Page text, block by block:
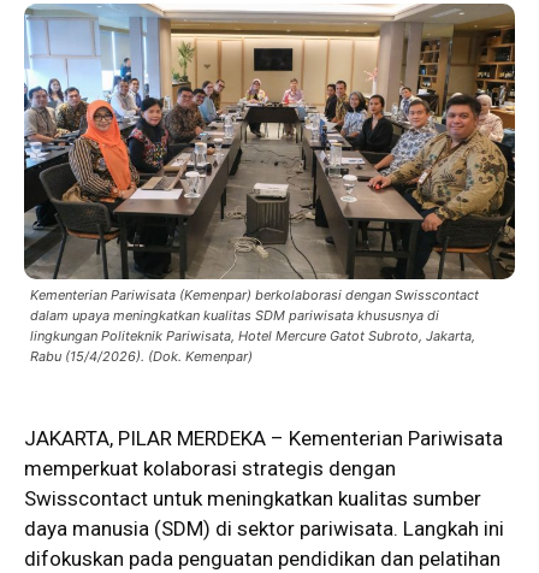
Kementerian Pariwisata (Kemenpar) berkolaborasi dengan Swisscontact
dalam upaya meningkatkan kualitas SDM pariwisata khususnya di
lingkungan Politeknik Pariwisata, Hotel Mercure Gatot Subroto, Jakarta,
Rabu (15/4/2026). (Dok. Kemenpar)
JAKARTA, PILAR MERDEKA – Kementerian Pariwisata
memperkuat kolaborasi strategis dengan
Swisscontact untuk meningkatkan kualitas sumber
daya manusia (SDM) di sektor pariwisata. Langkah ini
difokuskan pada penguatan pendidikan dan pelatihan